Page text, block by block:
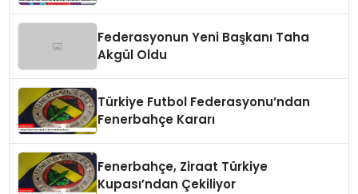
Federasyonun Yeni Başkanı Taha
Akgül Oldu
Türkiye Futbol Federasyonu’ndan
Fenerbahçe Kararı
Fenerbahçe, Ziraat Türkiye
Kupası’ndan Çekiliyor